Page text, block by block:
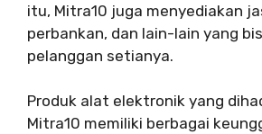
itu, Mitra10 juga menyediakan
perbankan, dan lain-lain yang
pelanggan setianya.
Produk alat elektronik yang
Mitra10 memiliki berbagai